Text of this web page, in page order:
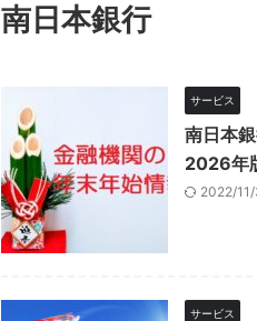
南日本銀行
サービス
南日本
2026年
2022/
サービス